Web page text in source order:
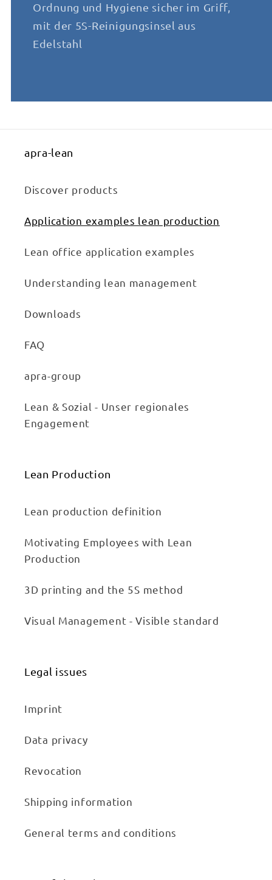
Ordnung und Hygiene sicher im Griff,
mit der 5S-Reinigungsinsel aus
Edelstahl
apra-lean
Discover products
Application examples lean production
Lean office application examples
Understanding lean management
Downloads
FAQ
apra-group
Lean & Sozial - Unser regionales
Engagement
Lean Production
Lean production definition
Motivating Employees with Lean
Production
3D printing and the 5S method
Visual Management - Visible standard
Legal issues
Imprint
Data privacy
Revocation
Shipping information
General terms and conditions